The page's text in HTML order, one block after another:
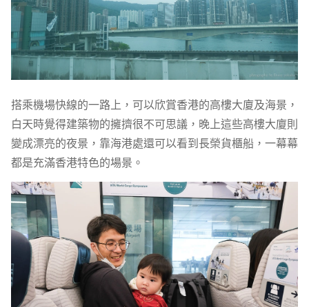
搭乘機場快線的一路上，可以欣賞香港的高樓大廈及海景，
白天時覺得建築物的擁擠很不可思議，晚上這些高樓大廈則
變成漂亮的夜景，靠海港處還可以看到長榮貨櫃船，一幕幕
都是充滿香港特色的場景。